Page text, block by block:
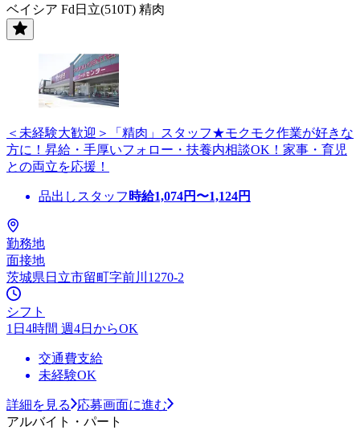
ベイシア Fd日立(510T) 精肉
＜未経験大歓迎＞「精肉」スタッフ★モクモク作業が好きな
方に！昇給・手厚いフォロー・扶養内相談OK！家事・育児
との両立を応援！
品出しスタッフ 時給1,074円〜1,124円
勤務地
面接地
茨城県日立市留町字前川1270-2
シフト
1日4時間 週4日からOK
交通費支給
未経験OK
詳細を見る
応募画面に進む
アルバイト・パート